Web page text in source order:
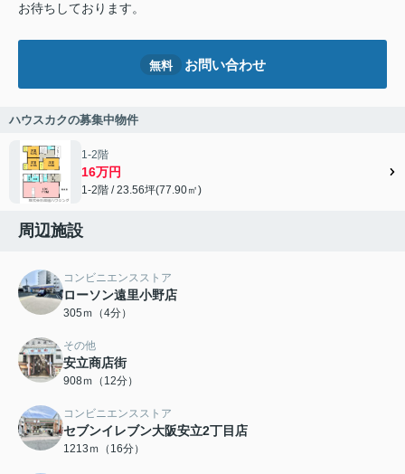
お待ちしております。
無料 お問い合わせ
ハウスカクの募集中物件
1-2階
16万円
1-2階 / 23.56坪(77.90㎡)
周辺施設
コンビニエンスストア
ローソン遠里小野店
305ｍ（4分）
その他
安立商店街
908ｍ（12分）
コンビニエンスストア
セブンイレブン大阪安立2丁目店
1213ｍ（16分）